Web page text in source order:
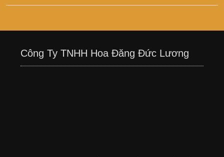
Công Ty TNHH Hoa Đăng Đức Lương